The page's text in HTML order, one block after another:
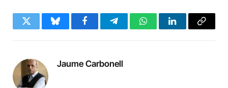
Twitter BlueskyFacebookTelegramWhatsAppLinkedInCopy
Jaume Carbonell